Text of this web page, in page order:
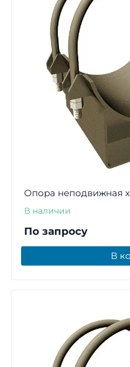
Опора неподвижная
В наличии
По запросу
В